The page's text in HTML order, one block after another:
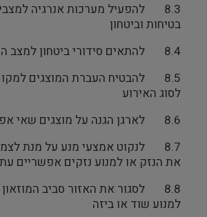
8.3 להפעיל מערכות אנרגיה
בטיחות וביטחון
8.4 להתאים סידורי ביטחון למצב החדש שנוצר
8.5 להבטיח העברת המוצגים
לסוג האירוע
8.6 לארגן הגנה על מוצגים שאי אפשר לשנע
8.7 לנקוט אמצעי מנע על מנת
את הנזק או למנוע נזקים אפשריים
8.8 לסגור את האזור סביב
למנוע שוד או ביזה